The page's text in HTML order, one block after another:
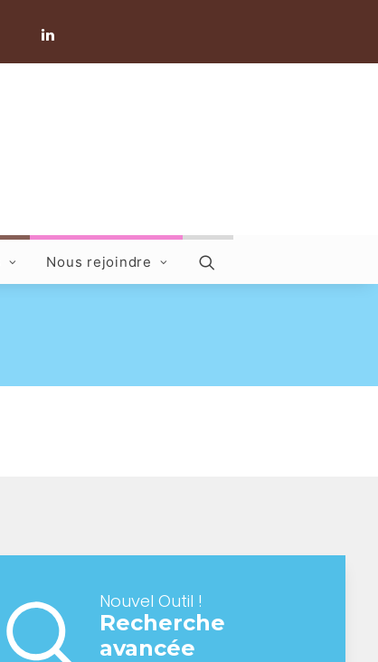
Nous rejoindre
Nouvel Outil !
Recherche
avancée